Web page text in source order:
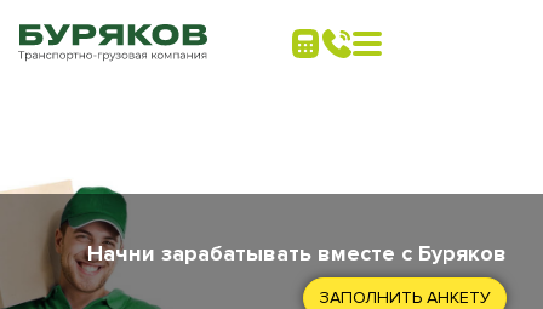
Начни зарабатывать вместе с Буряков
ЗАПОЛНИТЬ АНКЕТУ